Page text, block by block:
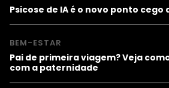
Psicose de IA é o novo ponto
BEM-ESTAR
Pai de primeira viagem? Veja
com a paternidade